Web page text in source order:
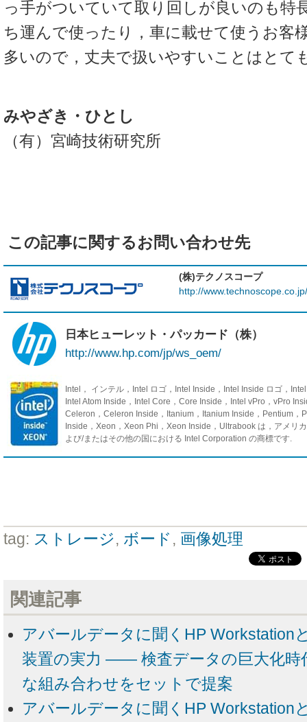
っ手がついていて取り回しが良いのも特
ち運んで使ったり，車に載せて使うお客
多いので，丈夫で扱いやすいことはとて
みやざき・ひとし
（有）宮崎技術研究所
この記事に関するお問い合わせ先
(株)テクノスコープ
http://www.technoscope.co.jp/
日本ヒューレット・パッカード（株）
http://www.hp.com/jp/ws_oem/
Intel， インテル，Intel ロゴ，Intel Inside，Intel Inside ロゴ，
Intel Atom Inside，Intel Core，Core Inside，Intel vPro，vPro
Celeron，Celeron Inside，Itanium，Itanium Inside，Pentium，
Inside，Xeon，Xeon Phi，Xeon Inside，Ultrabook は，アメリ
よび/またはその他の国における Intel Corporation の商標です.
tag: ストレージ, ボード , 画像処理
関連記事
アバールデータに聞くHP Workstation
装置の実力 ―― 検査データの巨大化時
な組み合わせをセットで提案
アバールデータに聞くHP